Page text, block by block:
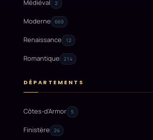
Médiéval 2
Moderne 669
Renaissance 12
Romantique 214
DÉPARTEMENTS
Côtes-d'Armor 5
Finistère 24